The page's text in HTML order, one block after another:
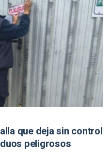
que deja sin control
peligrosos